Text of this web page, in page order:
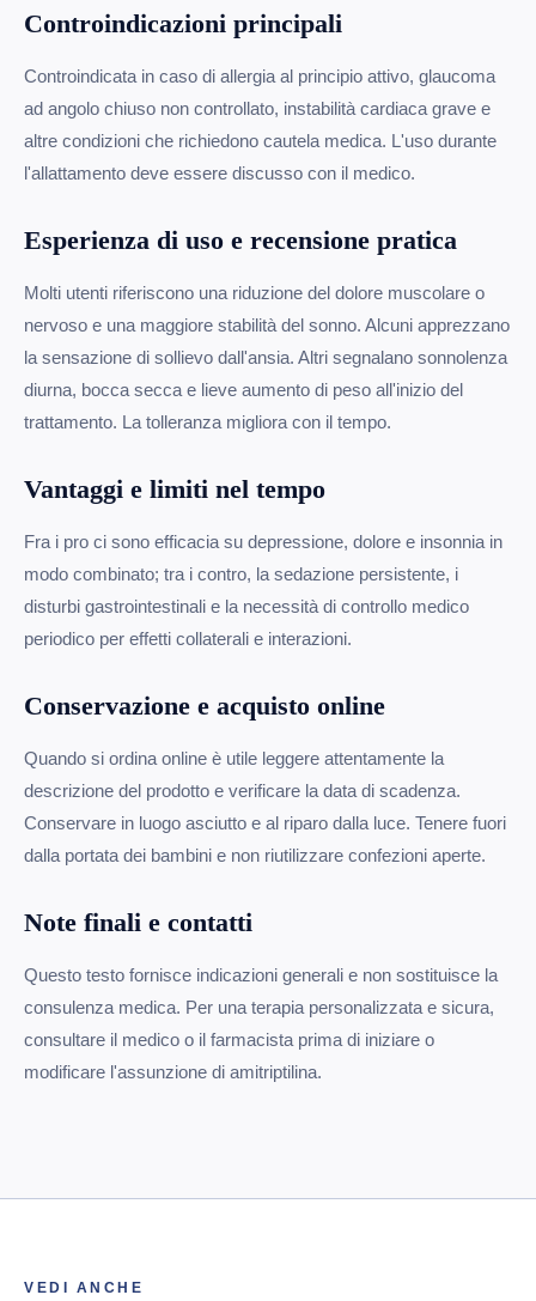
Controindicazioni principali
Controindicata in caso di allergia al principio attivo, glaucoma
ad angolo chiuso non controllato, instabilità cardiaca grave e
altre condizioni che richiedono cautela medica. L'uso durante
l'allattamento deve essere discusso con il medico.
Esperienza di uso e recensione pratica
Molti utenti riferiscono una riduzione del dolore muscolare o
nervoso e una maggiore stabilità del sonno. Alcuni apprezzano
la sensazione di sollievo dall'ansia. Altri segnalano sonnolenza
diurna, bocca secca e lieve aumento di peso all'inizio del
trattamento. La tolleranza migliora con il tempo.
Vantaggi e limiti nel tempo
Fra i pro ci sono efficacia su depressione, dolore e insonnia in
modo combinato; tra i contro, la sedazione persistente, i
disturbi gastrointestinali e la necessità di controllo medico
periodico per effetti collaterali e interazioni.
Conservazione e acquisto online
Quando si ordina online è utile leggere attentamente la
descrizione del prodotto e verificare la data di scadenza.
Conservare in luogo asciutto e al riparo dalla luce. Tenere fuori
dalla portata dei bambini e non riutilizzare confezioni aperte.
Note finali e contatti
Questo testo fornisce indicazioni generali e non sostituisce la
consulenza medica. Per una terapia personalizzata e sicura,
consultare il medico o il farmacista prima di iniziare o
modificare l'assunzione di amitriptilina.
VEDI ANCHE